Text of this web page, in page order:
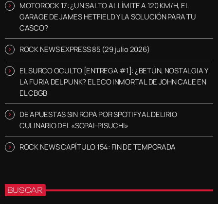
MOTOROCK 17: ¿UN SALTO AL LÍMITE A 120 KM/H, EL
GARAGE DE JAMES HETFIELD Y LA SOLUCIÓN PARA TU
CASCO?
ROCK NEWS EXPRESS 85 (29 julio 2026)
EL SURCO OCULTO [ENTREGA #1]: ¿BETÚN, NOSTALGIA Y
LA FURIA DEL PUNK? EL ECO INMORTAL DE JOHN CALE EN
EL CBGB
DE APUESTAS SIN ROPA POR SPOTIFY AL DELIRIO
CULINARIO DEL «SOPAI-PISUCHI»
ROCK NEWS CAPÍTULO 154: FIN DE TEMPORADA
BUSCAR